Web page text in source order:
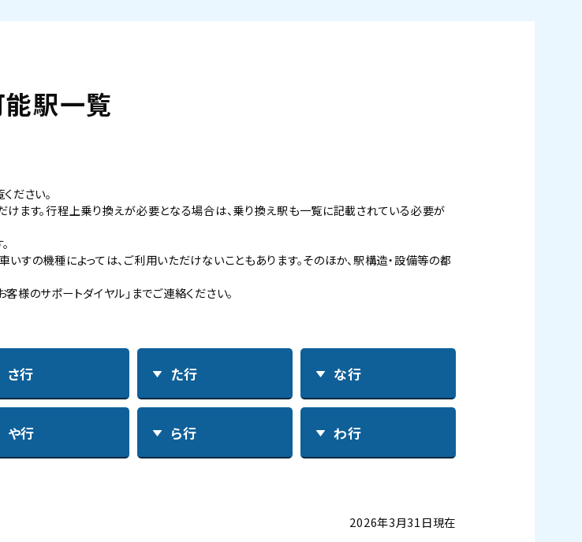
だ
さ
駅一覧
ださい。
ます。行程上乗り換えが必要となる場合は、乗り換え駅も一覧に記載されている必要が
すの機種によっては、ご利用いただけないこともあります。そのほか、駅構造・設備等の都
様のサポートダイヤル」までご連絡ください。
さ行 た行 な行
や行 ら行 わ行
2026年3月31日現在